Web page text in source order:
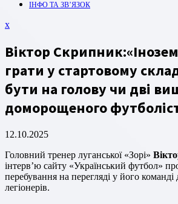
ІНФО ТА ЗВ’ЯЗОК
xЗакрити
Віктор
грати у стартовому
бути на голову чи дві
доморощеного
12.10.2025
Головний тренер луганської «Зорі»
інтерв’ю сайту «Український футбол»
перебування на перегляді у його
легіонерів.